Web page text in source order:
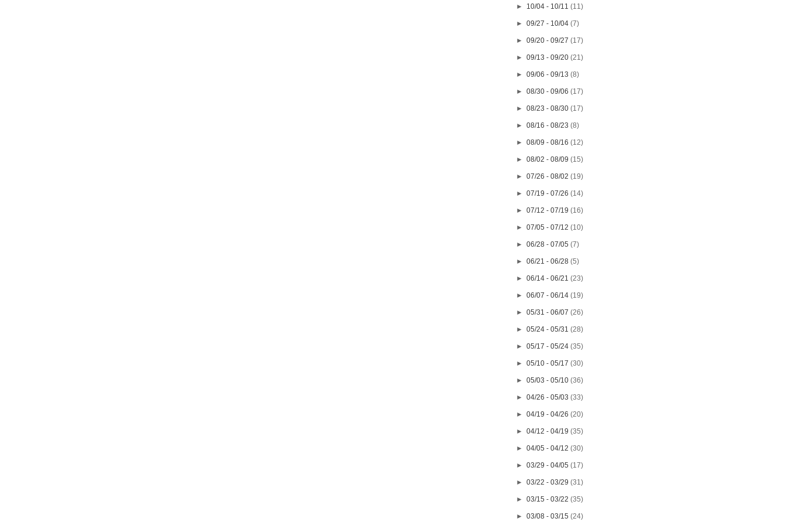
► 10/04 - 10/11(11)
►09/27 - 10/04(7)
►09/20 - 09/27(17)
►09/13 - 09/20(21)
►09/06 - 09/13(8)
►08/30 - 09/06(17)
►08/23 - 08/30(17)
►08/16 - 08/23(8)
►08/09 - 08/16(12)
►08/02 - 08/09(15)
►07/26 - 08/02(19)
►07/19 - 07/26(14)
►07/12 - 07/19(16)
►07/05 - 07/12(10)
►06/28 - 07/05(7)
►06/21 - 06/28(5)
►06/14 - 06/21(23)
►06/07 - 06/14(19)
►05/31 - 06/07(26)
►05/24 - 05/31(28)
►05/17 - 05/24(35)
►05/10 - 05/17(30)
►05/03 - 05/10(36)
►04/26 - 05/03(33)
►04/19 - 04/26(20)
►04/12 - 04/19(35)
►04/05 - 04/12(30)
►03/29 - 04/05(17)
►03/22 - 03/29(31)
►03/15 - 03/22(35)
►03/08 - 03/15(24)